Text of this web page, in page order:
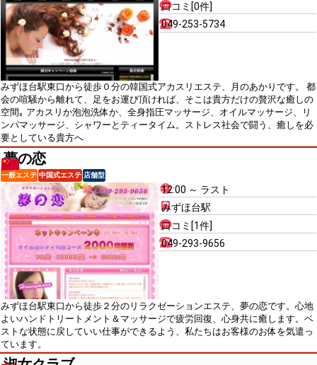
口コミ[0件]
049-253-5734
みずほ台駅東口から徒歩０分の韓国式アカスリエステ、月のあかりです。 都
会の喧騒から離れて、足をお運び頂ければ、そこは貴方だけの贅沢な癒しの
空間｡ アカスリか泡泡洗体か、全身指圧マッサージ、オイルマッサージ、リ
ンパマッサージ、シャワーとティータイム。ストレス社会で闘う、癒しを必
要としている貴方へ
夢の恋
一般エステ 中国式エステ 店舗型
12:00 ～ ラスト
みずほ台駅
口コミ[1件]
049-293-9656
みずほ台駅東口から徒歩２分のリラクゼーションエステ、夢の恋です。心地
よいハンドトリートメント＆マッサージで疲労回復、心身共に癒します。ベ
ストな状態に戻していい仕事ができるよう、私たちはお客様のお体を気遣っ
ています。